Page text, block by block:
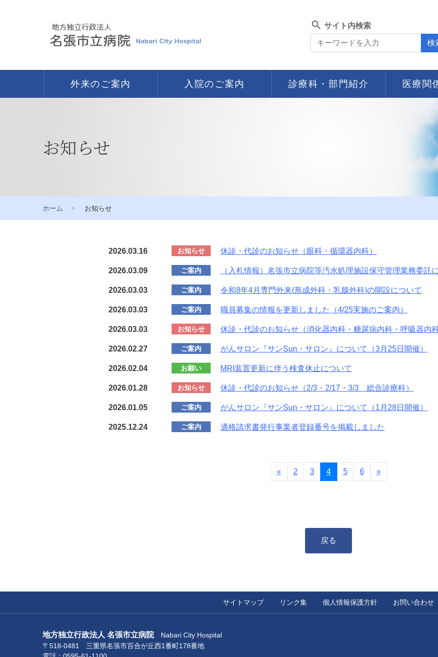
search サイト内検索
検
外来のご案内 入院のご案内 診療科・部門紹介 医療関
お知らせ
ホーム お知らせ
2026.03.16 お知らせ 休診・代診のお知らせ（眼科・循環器内科）
2026.03.09 ご案内 （入札情報）名張市立病院等汚水処理施設保守管理業務委託
2026.03.03 ご案内 令和8年4月専門外来(形成外科・乳腺外科)の開設について
2026.03.03 ご案内 職員募集の情報を更新しました（4/25実施のご案内）
2026.03.03 お知らせ 休診・代診のお知らせ（消化器内科・糖尿病内科・呼吸器内科
2026.02.27 ご案内 がんサロン『サンSun・サロン』について（3月25日開催）
2026.02.04 お願い MRI装置更新に伴う検査休止について
2026.01.28 お知らせ 休診・代診のお知らせ（2/3・2/17・3/3 総合診療科）
2026.01.05 ご案内 がんサロン『サンSun・サロン』について（1月28日開催）
2025.12.24 ご案内 適格請求書発行事業者登録番号を掲載しました
«前へ2 3 4 5 6 »次へ
戻る
サイトマップ リンク集 個人情報保護方針 お問い合わせ
地方独立行政法人 名張市立病院Nabari City Hospital
〒518-0481 三重県名張市百合が丘西1番町178番地